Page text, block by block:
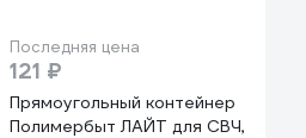
Последняя цена
121 ₽
Прямоугольный контейнер
Полимербыт ЛАЙТ для СВЧ,